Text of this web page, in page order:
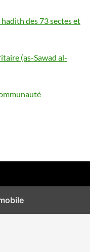
des 73 sectes et
(as-Sawad al-